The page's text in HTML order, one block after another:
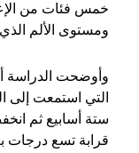
خمس فئات من
ومستوى الألم
وأوضحت الدراسة
التي استمعت